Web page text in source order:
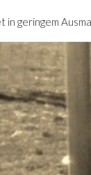
geringem